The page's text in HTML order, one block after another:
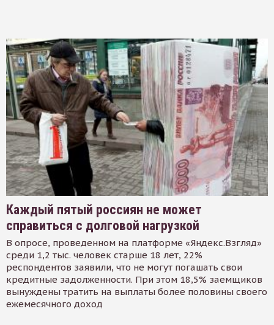
Каждый пятый россиян не может
справиться с долговой нагрузкой
В опросе, проведенном на платформе «Яндекс.Взгляд»
среди 1,2 тыс. человек старше 18 лет, 22%
респондентов заявили, что не могут погашать свои
кредитные задолженности. При этом 18,5% заемщиков
вынуждены тратить на выплаты более половины своего
ежемесячного доход